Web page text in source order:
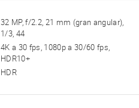
32 MP, f/2.2, 21 mm (gran angular),
1/3, 44
4K a 30 fps, 1080p a 30/60 fps,
HDR10+
HDR